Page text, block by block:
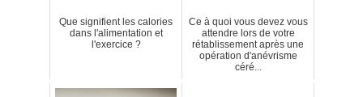
Que signifient les calories
dans l'alimentation et
l'exercice ?
Ce à quoi vous devez vous
attendre lors de votre
rétablissement après une
opération d'anévrisme
céré...